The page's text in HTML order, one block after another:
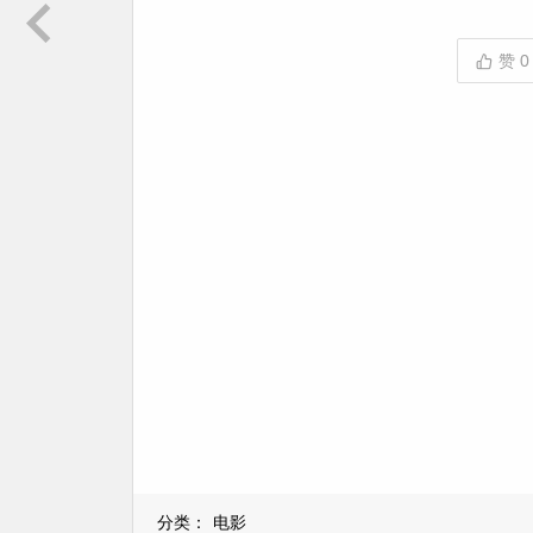
赞0
分类： 电影